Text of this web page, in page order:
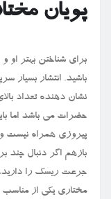
پویان
برای شناختن بهتر او
باشید. انتشار بسیار
نشان دهنده تعداد
حضرات می باشد اما
پیروزی همراه نیست
بازهم اگر دنبال چند
جرعت ریسک را
مختاری یکی از